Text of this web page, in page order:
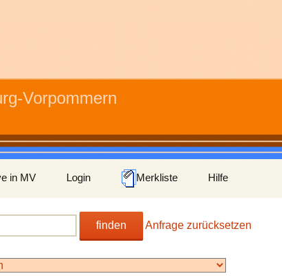
Vorpommern
in MV Login Merkliste Hilfe
finden Anfrage zurücksetzen